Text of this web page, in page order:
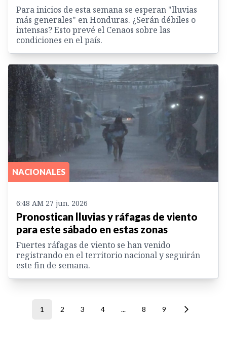
Para inicios de esta semana se esperan "lluvias
más generales" en Honduras. ¿Serán débiles o
intensas? Esto prevé el Cenaos sobre las
condiciones en el país.
NACIONALES
6:48 AM 27 jun. 2026
Pronostican lluvias y ráfagas de viento
para este sábado en estas zonas
Fuertes ráfagas de viento se han venido
registrando en el territorio nacional y seguirán
este fin de semana.
1 2 3 4 ... 8 9